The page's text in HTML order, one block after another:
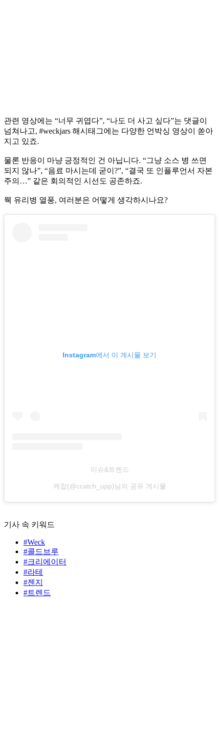
관련 영상에는 “너무 귀엽다”, “나도 더 사고 싶다”는 댓글이
넘쳐나고, #weckjars 해시태그에는 다양한 언박싱 영상이 쏟아
지고 있죠.
물론 반응이 마냥 긍정적인 건 아닙니다. “그냥 소스 병 쓰면
되지 않나”, “음료 마시는데 굳이?”, “결국 또 인플루언서 자본
주의…” 같은 회의적인 시선도 공존하죠.
웩 유리병 열풍, 여러분은 어떻게 생각하시나요?
Instagram에서 이 게시물 보기
이슈&트렌드
케찹(@ccatch_upp)님의 공유 게시물
기사 속 키워드
#Weck
#콜드브루
#크리에이터
#라테
#젠지
#트렌드